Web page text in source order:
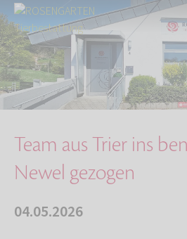
Start Über uns
Aktuelles
Team aus Trier ins benachbarte Newel
Team aus Trier ins
Newel gezogen
04.05.2026